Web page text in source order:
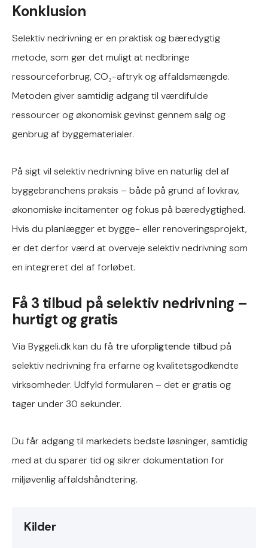
Konklusion
Selektiv nedrivning er en praktisk og bæredygtig
metode, som gør det muligt at nedbringe
ressourceforbrug, CO₂-aftryk og affaldsmængde.
Metoden giver samtidig adgang til værdifulde
ressourcer og økonomisk gevinst gennem salg og
genbrug af byggematerialer.
På sigt vil selektiv nedrivning blive en naturlig del af
byggebranchens praksis – både på grund af lovkrav,
økonomiske incitamenter og fokus på bæredygtighed.
Hvis du planlægger et bygge- eller renoveringsprojekt,
er det derfor værd at overveje selektiv nedrivning som
en integreret del af forløbet.
Få 3 tilbud på selektiv nedrivning –
hurtigt og gratis
Via Byggeli.dk kan du få tre uforpligtende tilbud på
selektiv nedrivning fra erfarne og kvalitetsgodkendte
virksomheder. Udfyld formularen – det er gratis og
tager under 30 sekunder.
Du får adgang til markedets bedste løsninger, samtidig
med at du sparer tid og sikrer dokumentation for
miljøvenlig affaldshåndtering.
Kilder